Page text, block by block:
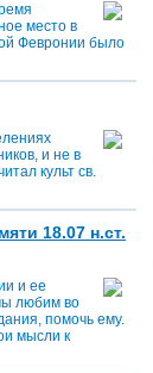
место в
Февронии было
и не в
культ св.
18.07 н.ст.
и ее
любим во
помочь ему.
мысли к